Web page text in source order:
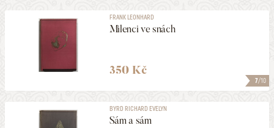
7/10
FRANK LEONHARD
Milenci ve snách
350 Kč
BYRD RICHARD EVELYN
Sám a sám